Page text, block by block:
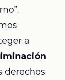
a
derechos